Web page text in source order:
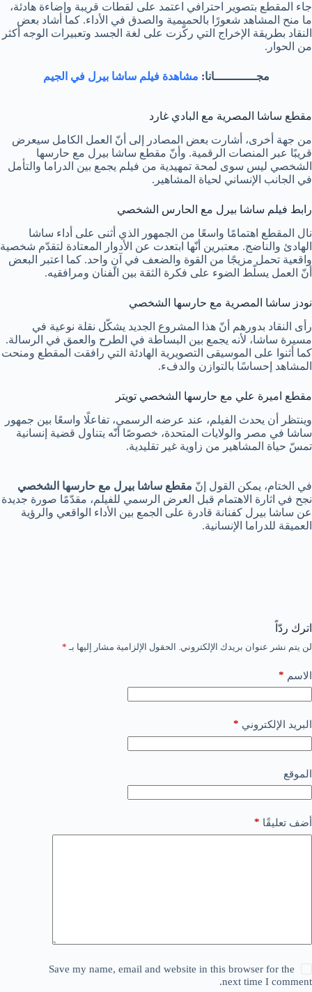
جاء المقطع بتصوير احترافي اعتمد على لقطات قريبة وإضاءة هادئة،
ما منح المشاهد شعورًا بالحميمية والصدق في الأداء. كما أشاد بعض
النقاد بطريقة الإخراج التي ركّزت على لغة الجسد وتعبيرات الوجه أكثر
من الحوار.
مجــــــــــــانا: مشاهدة فيلم ساشا بيرل في الجيم
مقطع ساشا المصرية مع البادي غارد
من جهة أخرى، أشارت بعض المصادر إلى أنّ العمل الكامل سيعرض
قريبًا عبر المنصات الرقمية. وأنّ مقطع ساشا بيرل مع حارسها
الشخصي ليس سوى لمحة تمهيدية من فيلم يجمع بين الدراما والتأمل
في الجانب الإنساني لحياة المشاهير.
رابط فيلم ساشا بيرل مع الحارس الشخصي
نال المقطع اهتمامًا واسعًا من الجمهور الذي أثنى على أداء ساشا
الهادئ والناضج. معتبرين أنّها ابتعدت عن الأدوار المعتادة لتقدّم شخصية
واقعية تحمل مزيجًا من القوة والضعف في آنٍ واحد. كما اعتبر البعض
أنّ العمل يسلّط الضوء على فكرة الثقة بين الفنان ومرافقيه.
نودز ساشا المصرية مع حارسها الشخصي
رأى النقاد بدورهم أنّ هذا المشروع الجديد يشكّل نقلة نوعية في
مسيرة ساشا، لأنه يجمع بين البساطة في الطرح والعمق في الرسالة.
كما أثنوا على الموسيقى التصويرية الهادئة التي رافقت المقطع ومنحت
المشاهد إحساسًا بالتوازن والدفء.
مقطع اميرة علي مع حارسها الشخصي تويتر
وينتظر أن يحدث الفيلم، عند عرضه الرسمي، تفاعلًا واسعًا بين جمهور
ساشا في مصر والولايات المتحدة، خصوصًا أنّه يتناول قضية إنسانية
تمسّ حياة المشاهير من زاوية غير تقليدية.
في الختام، يمكن القول إنّ مقطع ساشا بيرل مع حارسها الشخصي
نجح في اثارة الاهتمام قبل العرض الرسمي للفيلم، مقدّمًا صورة جديدة
عن ساشا بيرل كفنانة قادرة على الجمع بين الأداء الواقعي والرؤية
العميقة للدراما الإنسانية.
اترك ردّاً
لن يتم نشر عنوان بريدك الإلكتروني. الحقول الإلزامية مشار إليها بـ *
الاسم *
البريد الإلكتروني *
الموقع
أضف تعليقًا *
Save my name, email and website in this browser for the
next time I comment.